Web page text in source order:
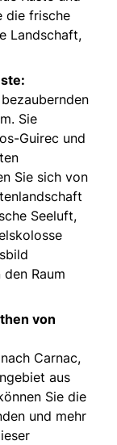
die frische
Landschaft,
Sie
Guirec und
Sie sich von
Seeluft,
Raum
von
Carnac,
aus
Sie die
und mehr